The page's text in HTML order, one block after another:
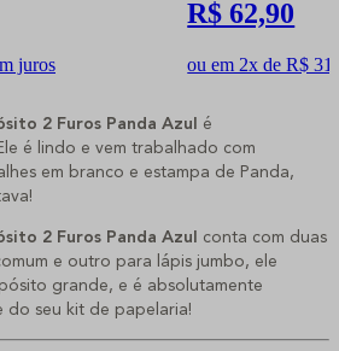
juros
R$ 62,90
ou em 2x de R$
2 Furos Panda Azul
é
é lindo e vem trabalhado com
em branco e estampa de Panda,
2 Furos Panda Azul
conta com duas
e outro para lápis jumbo, ele
grande, e é absolutamente
seu kit de papelaria!